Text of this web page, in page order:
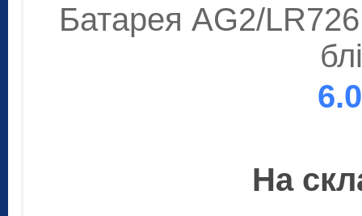
Батарея AG2/
На